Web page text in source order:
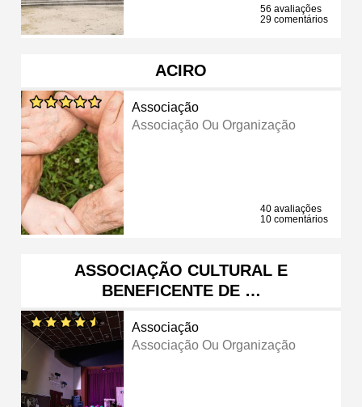
56 avaliações
29 comentários
ACIRO
Associação
Associação Ou Organização
40 avaliações
10 comentários
ASSOCIAÇÃO CULTURAL E
BENEFICENTE DE …
Associação
Associação Ou Organização